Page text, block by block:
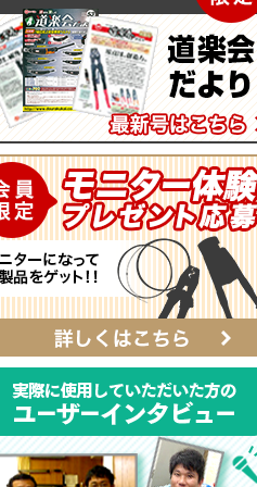
電工ジョイント
自動ポンチ
全ネジレンチ・ソケット
LEDライト
カチッとホルダー
SmartShuttoシリーズ
ソフトフィットシリーズ
SmartEdgeシリーズ
ハイクオリティ・レザーシリーズ
レザーシリーズ ナチュラル&ブラック
タイプ
ベルト
αシリーズ
タフロン電工ポケット
ハンマーホルダー